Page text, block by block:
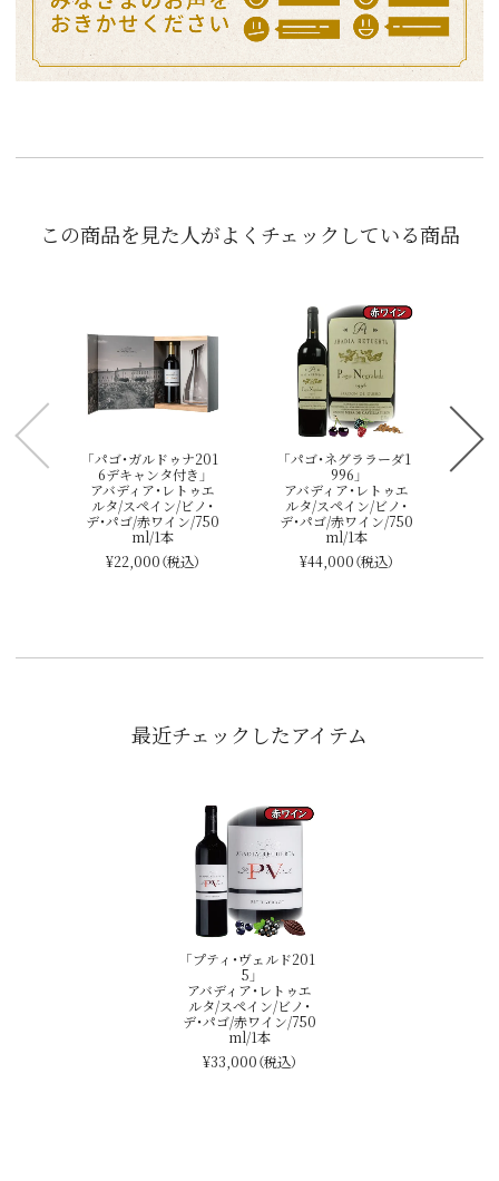
この商品を見た人がよくチェックしている商品
「パゴ・ガルドゥナ201
6デキャンタ付き」
アバディア・レトゥエ
ルタ/スペイン/ビノ・
デ・パゴ/赤ワイン/750
ml/1本
¥22,000（税込）
「パゴ・ネグララーダ1
996」
アバディア・レトゥエ
ルタ/スペイン/ビノ・
デ・パゴ/赤ワイン/750
ml/1本
¥44,000（税込）
最近チェックしたアイテム
「プティ・ヴェルド201
5」
アバディア・レトゥエ
ルタ/スペイン/ビノ・
デ・パゴ/赤ワイン/750
ml/1本
¥33,000（税込）